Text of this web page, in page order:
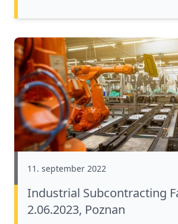
11. september 2022
Industrial Subcontracting
2.06.2023, Poznan